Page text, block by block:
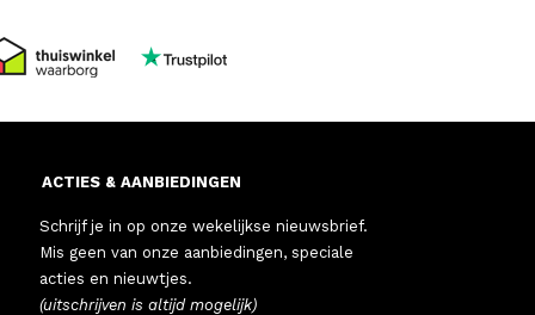
ACTIES & AANBIEDINGEN
Schrijf je in op onze wekelijkse nieuwsbrief.
Mis geen van onze aanbiedingen, speciale
acties en nieuwtjes.
(uitschrijven is altijd mogelijk)